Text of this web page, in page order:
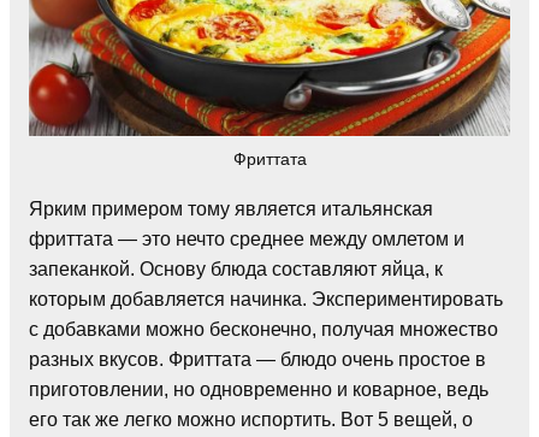
Фриттата
Ярким примером тому является итальянская
фриттата — это нечто среднее между омлетом и
запеканкой. Основу блюда составляют яйца, к
которым добавляется начинка. Экспериментировать
с добавками можно бесконечно, получая множество
разных вкусов. Фриттата — блюдо очень простое в
приготовлении, но одновременно и коварное, ведь
его так же легко можно испортить. Вот 5 вещей, о